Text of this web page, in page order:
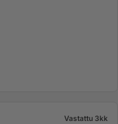
Vastattu 3kk